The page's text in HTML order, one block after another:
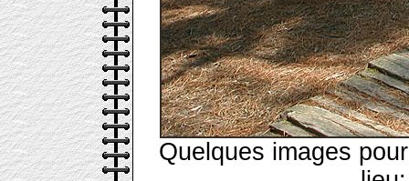
Quelques images